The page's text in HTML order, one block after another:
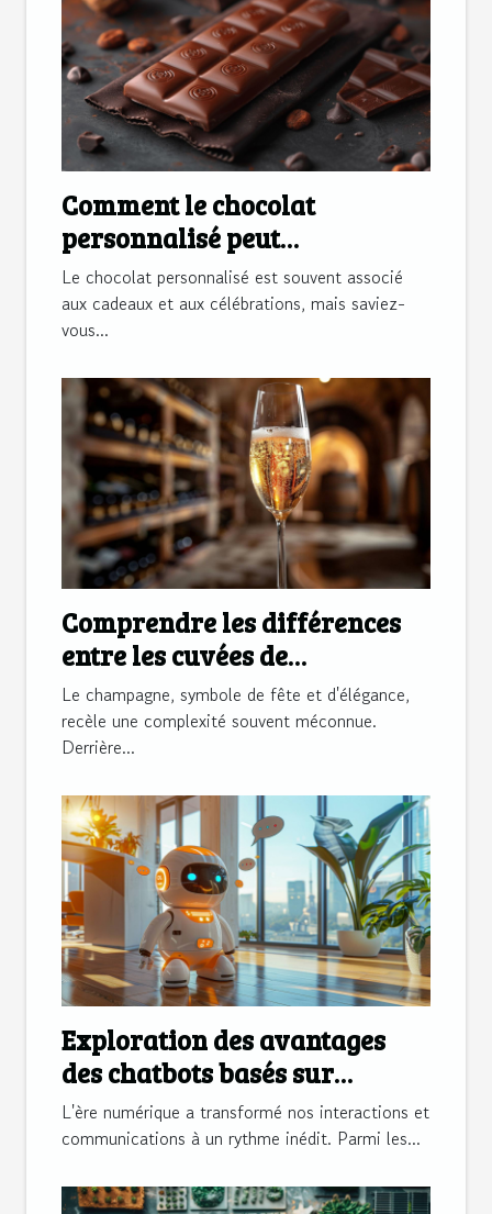
Comment le chocolat
personnalisé peut
transformer la
communication d'entreprise
Le chocolat personnalisé est souvent associé
aux cadeaux et aux célébrations, mais saviez-
vous...
Comprendre les différences
entre les cuvées de
champagne
Le champagne, symbole de fête et d'élégance,
recèle une complexité souvent méconnue.
Derrière...
Exploration des avantages
des chatbots basés sur
l'intelligence artificielle
L'ère numérique a transformé nos interactions et
communications à un rythme inédit. Parmi les...